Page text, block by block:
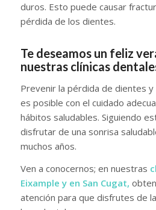
duros. Esto puede causar
pérdida de los dientes.
Te deseamos un feliz
nuestras clínicas
Prevenir la pérdida de dientes
es posible con el cuidado
hábitos saludables. Siguiendo
disfrutar de una sonrisa
muchos años.
Ven a conocernos; en nuestras
Eixample y en San Cugat,
atención para que disfrutes de